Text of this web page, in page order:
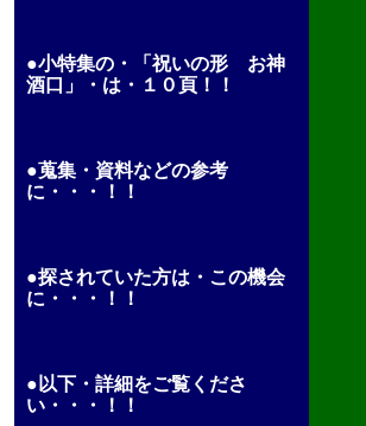
●小特集の・「祝いの形 お神
酒口」・は・１０頁！！
●蒐集・資料などの参考
に・・・！！
●探されていた方は・この機会
に・・・！！
●以下・詳細をご覧くださ
い・・・！！